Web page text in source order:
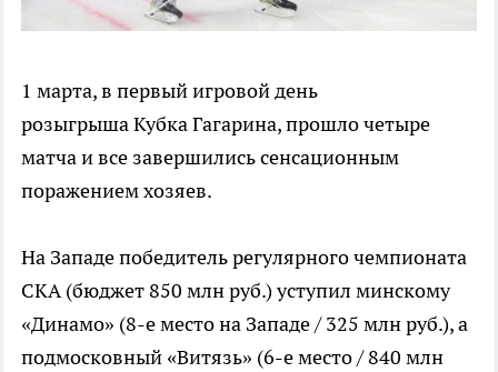
1 марта, в первый игровой день
розыгрыша Кубка Гагарина, прошло четыре
матча и все завершились сенсационным
поражением хозяев.
На Западе победитель регулярного чемпионата
СКА (бюджет 850 млн руб.) уступил минскому
«Динамо» (8-е место на Западе / 325 млн руб.), а
подмосковный «Витязь» (6-е место / 840 млн